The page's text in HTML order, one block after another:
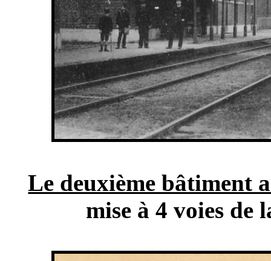
Le deuxième bâtiment
mise à 4 voies de